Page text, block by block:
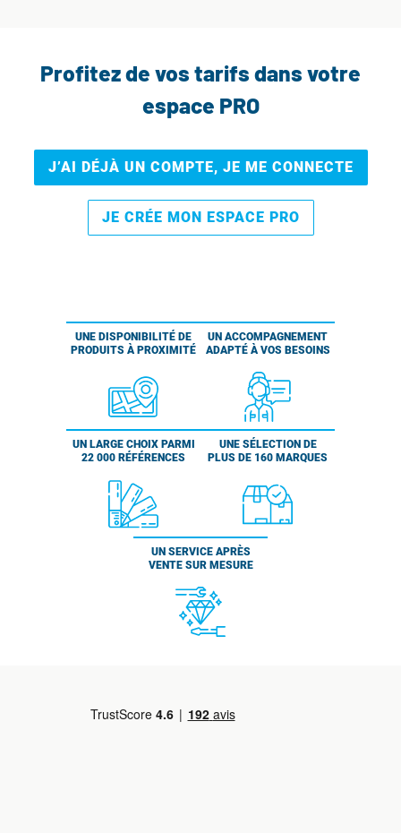
Profitez de vos tarifs dans votre
espace PRO
J’AI DÉJÀ UN COMPTE, JE ME CONNECTE
JE CRÉE MON ESPACE PRO
UNE DISPONIBILITÉ DE
PRODUITS À PROXIMITÉ
UN ACCOMPAGNEMENT
ADAPTÉ À VOS BESOINS
UN LARGE CHOIX PARMI
22 000 RÉFÉRENCES
UNE SÉLECTION DE
PLUS DE 160 MARQUES
UN SERVICE APRÈS
VENTE SUR MESURE